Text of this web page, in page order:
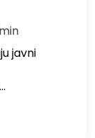
javni